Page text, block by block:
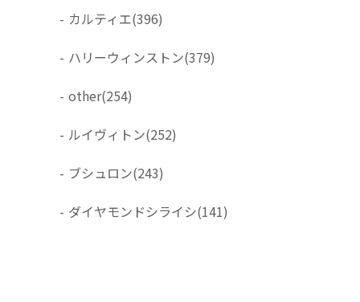
- カルティエ(396)
- ハリーウィンストン(379)
- other(254)
- ルイヴィトン(252)
- ブシュロン(243)
- ダイヤモンドシライシ(141)